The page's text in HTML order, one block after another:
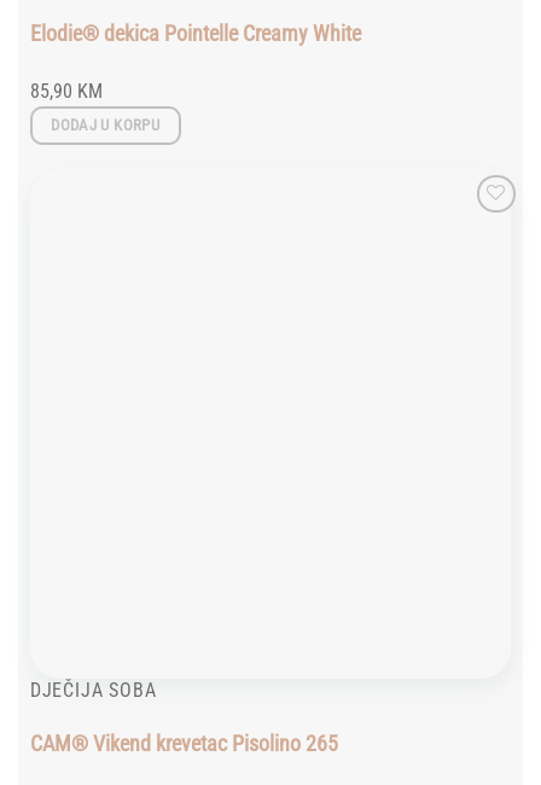
Elodie® dekica Pointelle Creamy White
85,90 KM
DODAJ U KORPU
DJEČIJA SOBA
CAM® Vikend krevetac Pisolino 265